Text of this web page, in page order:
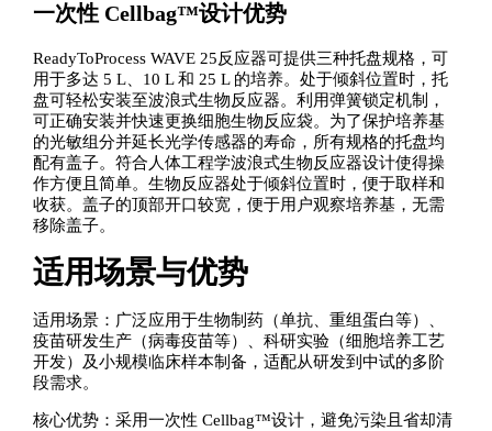
一次性 Cellbag™设计优势
ReadyToProcess WAVE 25反应器可提供三种托盘规格，可
用于多达 5 L、10 L 和 25 L 的培养。处于倾斜位置时，托
盘可轻松安装至波浪式生物反应器。利用弹簧锁定机制，
可正确安装并快速更换细胞生物反应袋。为了保护培养基
的光敏组分并延长光学传感器的寿命，所有规格的托盘均
配有盖子。符合人体工程学波浪式生物反应器设计使得操
作方便且简单。生物反应器处于倾斜位置时，便于取样和
收获。盖子的顶部开口较宽，便于用户观察培养基，无需
移除盖子。
适用场景与优势
适用场景：广泛应用于生物制药（单抗、重组蛋白等）、
疫苗研发生产（病毒疫苗等）、科研实验（细胞培养工艺
开发）及小规模临床样本制备，适配从研发到中试的多阶
段需求。
核心优势：采用一次性 Cellbag™设计，避免污染且省却清